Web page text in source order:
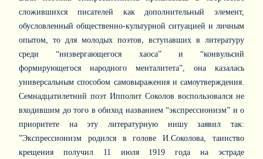
сложившихся писателей как дополнительный элемент,
обусловленный общественно-культурной ситуацией и личным
опытом, то для молодых поэтов, вступавших в литературу
среди “низвергающегося хаоса” и “конвульсий
формирующегося народного менталитета”, она казалась
универсальным способом самовыражения и самоутверждения.
Семнадцатилетний поэт Ипполит Соколов воспользовался не
входившим до того в обиход названием “экспрессионизм” и о
приоритете на эту литературную нишу заявил так:
”Экспрессионизм родился в голове И.Соколова, таинство
крещения получил 11 июля 1919 года на эстраде